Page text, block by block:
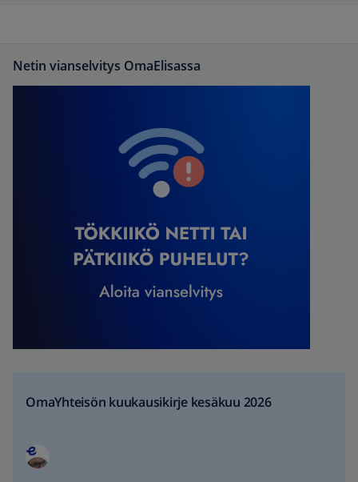
Netin vianselvitys OmaElisassa
OmaYhteisön kuukausikirje kesäkuu 2026